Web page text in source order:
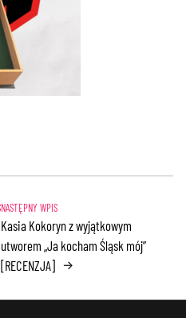
Kasia Kokoryn z wyjątkowym
utworem „Ja kocham Śląsk mój”
[RECENZJA] →